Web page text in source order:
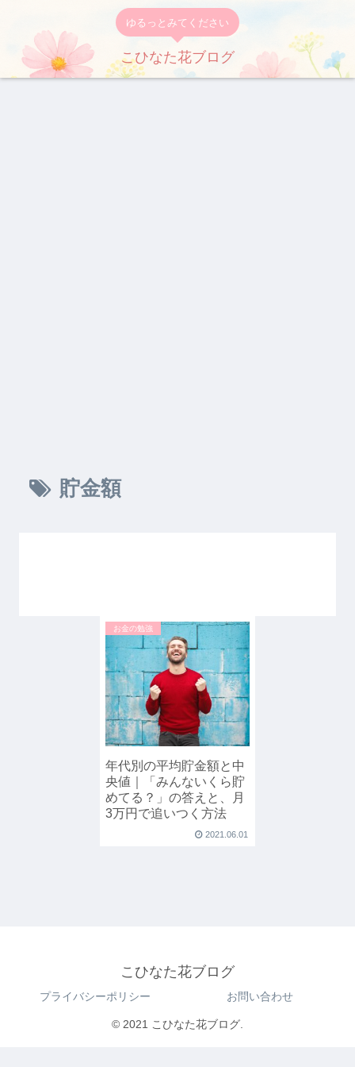
ゆるっとみてください
こひなた花ブログ
貯金額
お金の勉強
年代別の平均貯金額と中
央値｜「みんないくら貯
めてる？」の答えと、月
3万円で追いつく方法
2021.06.01
こひなた花ブログ
プライバシーポリシー お問い合わせ
© 2021 こひなた花ブログ.